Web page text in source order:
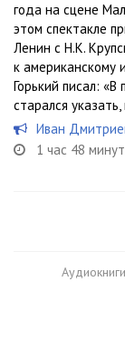
года на сцене
этом спектакле
Ленин с Н.К.
к американскому
Горький писал: «В
старался указать,
Иван
1 час 48 минут
Аудиокниги